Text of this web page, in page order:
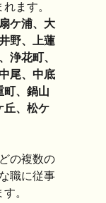
ます。
ケ浦、大
野、上蓮
浄花町、
尾、中底
町、鍋山
丘、松ケ
の複数の
職に従事
。